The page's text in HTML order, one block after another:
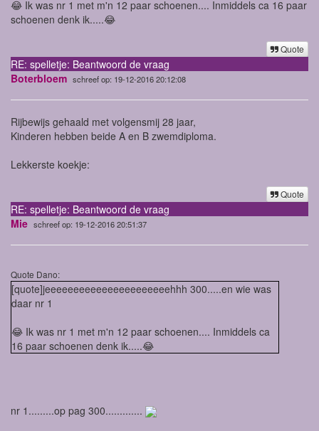
😂 Ik was nr 1 met m'n 12 paar schoenen.... Inmiddels ca 16 paar
schoenen denk ik.....😂
Quote
RE: spelletje: Beantwoord de vraag
Boterbloem schreef op: 19-12-2016 20:12:08
Rijbewijs gehaald met volgensmij 28 jaar,
Kinderen hebben beide A en B zwemdiploma.
Lekkerste koekje:
Quote
RE: spelletje: Beantwoord de vraag
Mie schreef op: 19-12-2016 20:51:37
Quote Dano:
[quote]jeeeeeeeeeeeeeeeeeeeeeehhh 300.....en wie was
daar nr 1
😂 Ik was nr 1 met m'n 12 paar schoenen.... Inmiddels ca
16 paar schoenen denk ik.....😂
nr 1.........op pag 300.............